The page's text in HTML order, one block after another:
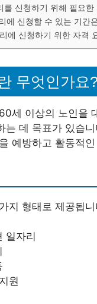
를 신청하기 위해 필요한
에 신청할 수 있는 기간
에 신청하기 위한 자격
무엇인가요?
세 이상의 노인을
는 데 목표가 있습
예방하고 활동적
지 형태로 제공됩
일자리
원